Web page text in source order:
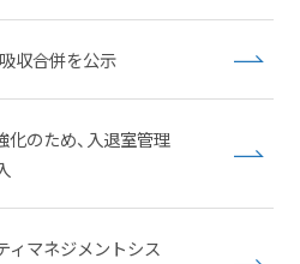
収合併を公示
化のため、入退室管理
ィマネジメントシス